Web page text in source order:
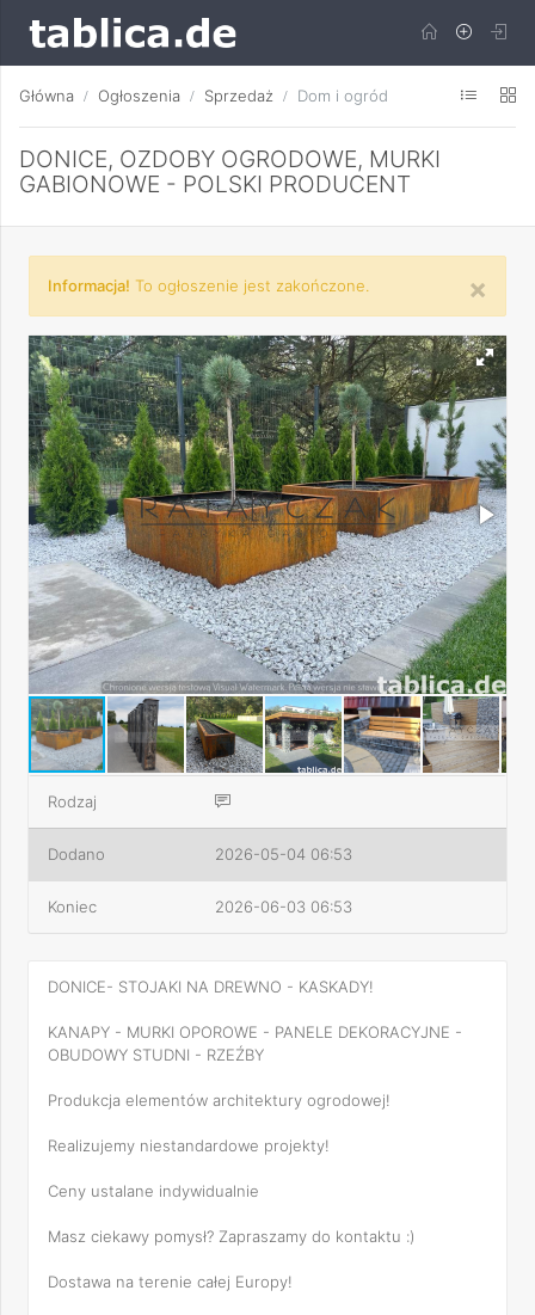
Główna Ogłoszenia Sprzedaż Dom i ogród
DONICE, OZDOBY OGRODOWE, MURKI
GABIONOWE - POLSKI PRODUCENT
×
Informacja! To ogłoszenie jest zakończone.
Rodzaj
Dodano 2026-05-04 06:53
Koniec 2026-06-03 06:53
DONICE- STOJAKI NA DREWNO - KASKADY!
KANAPY - MURKI OPOROWE - PANELE DEKORACYJNE -
OBUDOWY STUDNI - RZEŹBY
Produkcja elementów architektury ogrodowej!
Realizujemy niestandardowe projekty!
Ceny ustalane indywidualnie
Masz ciekawy pomysł? Zapraszamy do kontaktu :)
Dostawa na terenie całej Europy!